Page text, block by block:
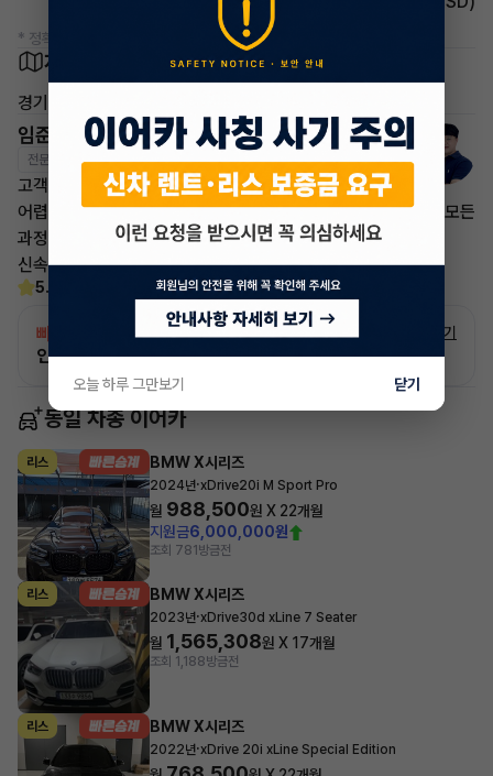
* 정확한 정보는 판매자와 반드시 확인하시기 바랍니다.
차량 위치
경기 남양주시
임준영 매니저
전문교육수료 자격인증완료
고객님의 만족이 첫번째 목표입니다.
어렵고 복잡한 리스/렌트 처분 손실은 줄이고 빠른승계 처리로 모든
과정을 안전하고
신속하게 차량 인도까지 책임지도록 하겠습니다.
5.0
빠른승계
서비스
인증 차량으로 승계하는 이유?
자세히 보기
동일 차종 이어카
리스 BMW X시리즈
2024년·xDrive20i M Sport Pro
월 988,500원 X 22개월
지원금6,000,000원
조회 781 방금전
리스 BMW X시리즈
2023년·xDrive30d xLine 7 Seater
월 1,565,308원 X 17개월
조회 1,188방금전
리스 BMW X시리즈
2022년·xDrive 20i xLine Special Edition
오늘 하루 그만보기 닫기